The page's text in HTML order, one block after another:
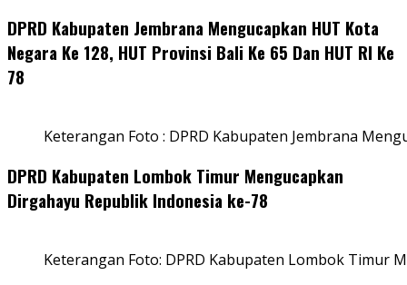
DPRD Kabupaten Jembrana Mengucapkan HUT Kota
Negara Ke 128, HUT Provinsi Bali Ke 65 Dan HUT RI Ke
78
Keterangan Foto : DPRD Kabupaten Jembrana
DPRD Kabupaten Lombok Timur Mengucapkan
Dirgahayu Republik Indonesia ke-78
Keterangan Foto: DPRD Kabupaten Lombok Timur